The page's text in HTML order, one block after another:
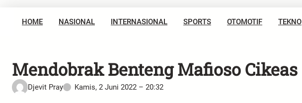
HOME NASIONAL INTERNASIONAL SPORTS OTOMOTIF TEKNO
Mendobrak Benteng Mafioso Cikeas
Djevit Pray Kamis, 2 Juni 2022 – 20:32